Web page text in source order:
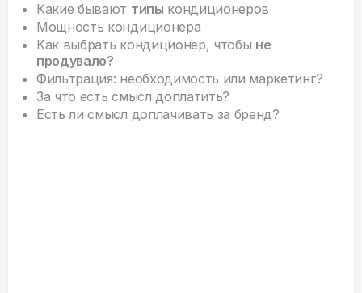
Какие бывают типы кондиционеров
Мощность кондиционера
Как выбрать кондиционер, чтобы не
продувало?
Фильтрация: необходимость или маркетинг?
За что есть смысл доплатить?
Есть ли смысл доплачивать за бренд?